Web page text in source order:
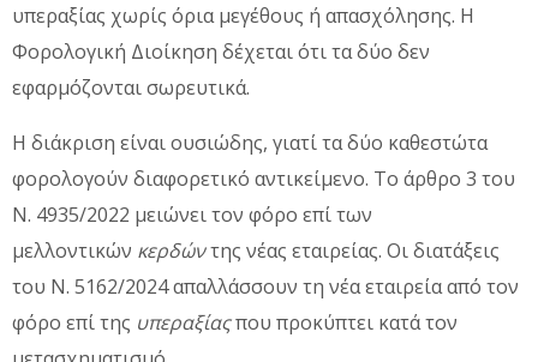
υπεραξίας χωρίς όρια μεγέθους ή απασχόλησης. Η
Φορολογική Διοίκηση δέχεται ότι τα δύο δεν
εφαρμόζονται σωρευτικά.
Η διάκριση είναι ουσιώδης, γιατί τα δύο καθεστώτα
φορολογούν διαφορετικό αντικείμενο. Το άρθρο 3 του
Ν. 4935/2022 μειώνει τον φόρο επί των
μελλοντικών κερδώντης νέας εταιρείας. Οι διατάξεις
του Ν. 5162/2024 απαλλάσσουν τη νέα εταιρεία από τον
φόρο επί της υπεραξίαςπου προκύπτει κατά τον